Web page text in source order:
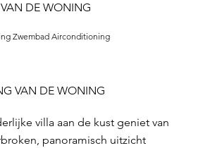
DE WONING
Zwembad Airconditioning
VAN DE WONING
villa aan de kust geniet van
panoramisch uitzicht